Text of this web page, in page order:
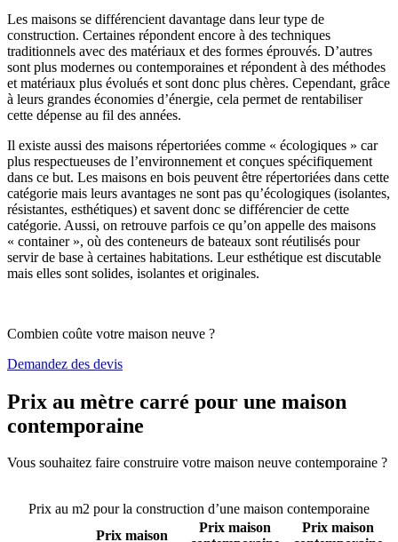
Les maisons se différencient davantage dans leur type de
construction. Certaines répondent encore à des techniques
traditionnels avec des matériaux et des formes éprouvés. D’autres
sont plus modernes ou contemporaines et répondent à des méthodes
et matériaux plus évolués et sont donc plus chères. Cependant, grâce
à leurs grandes économies d’énergie, cela permet de rentabiliser
cette dépense au fil des années.
Il existe aussi des maisons répertoriées comme « écologiques » car
plus respectueuses de l’environnement et conçues spécifiquement
dans ce but. Les maisons en bois peuvent être répertoriées dans cette
catégorie mais leurs avantages ne sont pas qu’écologiques (isolantes,
résistantes, esthétiques) et savent donc se différencier de cette
catégorie. Aussi, on retrouve parfois ce qu’on appelle des maisons
« container », où des conteneurs de bateaux sont réutilisés pour
servir de base à certaines habitations. Leur esthétique est discutable
mais elles sont solides, isolantes et originales.
Combien coûte votre maison neuve ?
Demandez des devis
Prix au mètre carré pour une maison
contemporaine
Vous souhaitez faire construire votre maison neuve contemporaine ?
Prix au m2 pour la construction d’une maison contemporaine
Prix maison
Prix maison
Prix maison